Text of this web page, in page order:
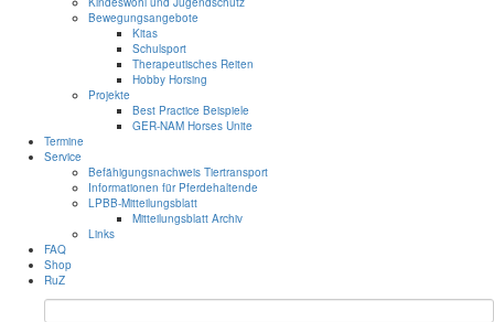
Bewegungsangebote
Kitas
Schulsport
Therapeutisches Reiten
Hobby Horsing
Projekte
Best Practice Beispiele
GER-NAM Horses Unite
Termine
Service
Befähigungsnachweis Tiertransport
Informationen für Pferdehaltende
LPBB-Mitteilungsblatt
Mitteilungsblatt Archiv
Links
FAQ
Shop
RuZ